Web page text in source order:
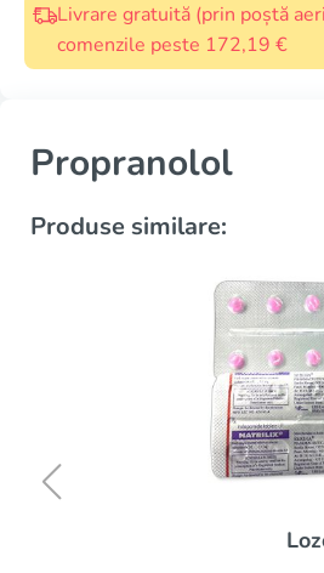
Livrare gratuită (prin poștă
comenzile peste 172,19 €
Propranolol
Produse similare:
Lozol